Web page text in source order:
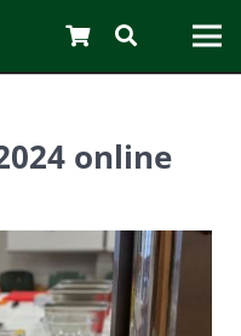
online